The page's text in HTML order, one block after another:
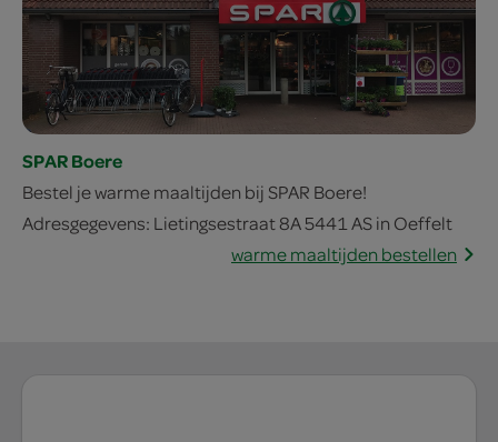
SPAR Boere
Bestel je warme maaltijden bij SPAR Boere!
Adresgegevens: Lietingsestraat 8A 5441 AS in Oeffelt
warme maaltijden bestellen